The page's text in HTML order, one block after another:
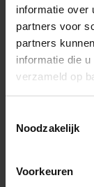
informatie over
partners voor
partners
informatie die
verzameld op
Noodzakelijk
Voorkeuren
BETA Bit
Gtin: